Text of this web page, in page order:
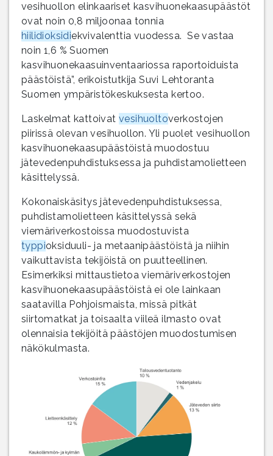
vesihuollon elinkaariset kasvihuonekaasupäästöt
ovat noin 0,8 miljoonaa tonnia
hiilidioksidiekvivalenttia vuodessa. Se vastaa
noin 1,6 % Suomen
kasvihuonekaasuinventaariossa raportoiduista
päästöistä”, erikoistutkija Suvi Lehtoranta
Suomen ympäristökeskuksesta kertoo.
Laskelmat kattoivat vesihuoltoverkostojen
piirissä olevan vesihuollon. Yli puolet vesihuollon
kasvihuonekaasupäästöistä muodostuu
jätevedenpuhdistuksessa ja puhdistamolietteen
käsittelyssä.
Kokonaiskäsitys jätevedenpuhdistuksessa,
puhdistamolietteen käsittelyssä sekä
viemäriverkostoissa muodostuvista
typpioksiduuli- ja metaanipäästöistä ja niihin
vaikuttavista tekijöistä on puutteellinen.
Esimerkiksi mittaustietoa viemäriverkostojen
kasvihuonekaasupäästöistä ei ole lainkaan
saatavilla Pohjoismaista, missä pitkät
siirtomatkat ja toisaalta viileä ilmasto ovat
olennaisia tekijöitä päästöjen muodostumisen
näkökulmasta.